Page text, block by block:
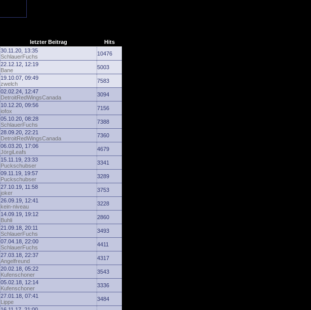
letzter Beitrag
Hits
30.11.20, 13:35
SchlauerFuchs
10476
22.12.12, 12:19
Bane
5003
19.10.07, 09:49
zwelch
7583
02.02.24, 12:47
DetroitRedWingsCanada
3094
10.12.20, 09:56
iofox
7156
05.10.20, 08:28
SchlauerFuchs
7388
28.09.20, 22:21
DetroitRedWingsCanada
7360
06.03.20, 17:06
JörgiLeafs
4679
15.11.19, 23:33
Puckschubser
3341
09.11.19, 19:57
Puckschubser
3289
27.10.19, 11:58
joker
3753
26.09.19, 12:41
kein-niveau
3228
14.09.19, 19:12
Buhli
2860
21.09.18, 20:11
SchlauerFuchs
3493
07.04.18, 22:00
SchlauerFuchs
4411
27.03.18, 22:37
Angelfreund
4317
20.02.18, 05:22
Kufenschoner
3543
05.02.18, 12:14
Kufenschoner
3336
27.01.18, 07:41
Lippe
3484